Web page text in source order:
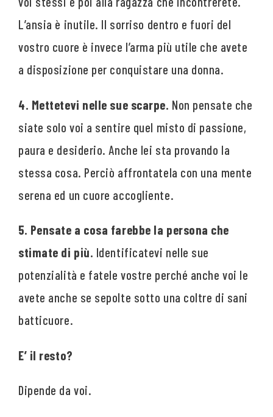
L’ansia è inutile. Il sorriso dentro e fuori del
vostro cuore è invece l’arma più utile che avete
a disposizione per conquistare una donna.
4. Mettetevi nelle sue scarpe. Non pensate che
siate solo voi a sentire quel misto di passione,
paura e desiderio. Anche lei sta provando la
stessa cosa. Perciò affrontatela con una mente
serena ed un cuore accogliente.
5. Pensate a cosa farebbe la persona che
stimate di più. Identificatevi nelle sue
potenzialità e fatele vostre perché anche voi le
avete anche se sepolte sotto una coltre di sani
batticuore.
E’ il resto?
Dipende da voi.